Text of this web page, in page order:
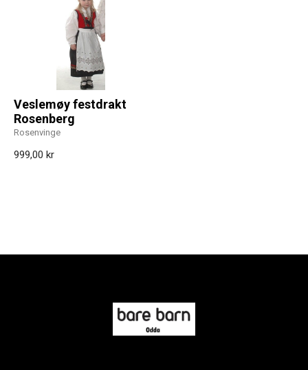
Veslemøy festdrakt
Rosenberg
Rosenvinge
999,00 kr